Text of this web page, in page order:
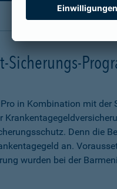
Sicherungs-
in Kombination mit der
Denn die
an.
wurden bei der